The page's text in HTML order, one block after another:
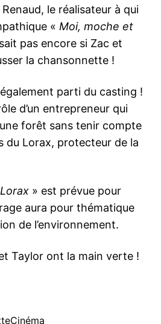
le réalisateur à qui
«Moi, moche et
pas encore si Zac et
la chansonnette !
parti du casting !
d’un entrepreneur qui
forêt sans tenir compte
du Lorax, protecteur de la
» est prévue pour
aura pour thématique
de l’environnement.
Taylor ont la main verte !
Cinéma